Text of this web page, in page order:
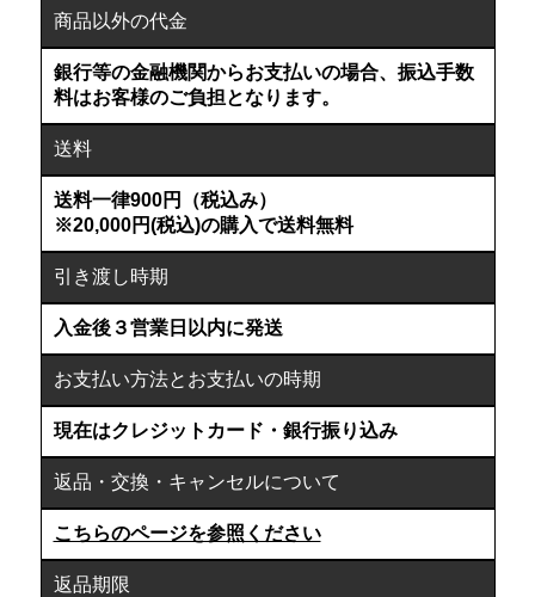
商品以外の代金
銀行等の金融機関からお支払いの場合、振込手数
料はお客様のご負担となります。
送料
送料一律900円（税込み）
※20,000円(税込)の購入で送料無料
引き渡し時期
入金後３営業日以内に発送
お支払い方法とお支払いの時期
現在はクレジットカード・銀行振り込み
返品・交換・キャンセルについて
こちらのページを参照ください
返品期限